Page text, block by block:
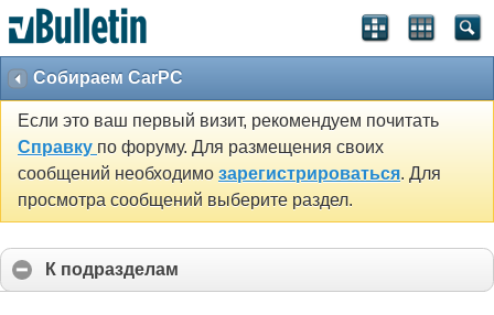
Собираем CarPC
Если это ваш первый визит, рекомендуем почитать
Справку по форуму. Для размещения своих
сообщений необходимо зарегистрироваться. Для
просмотра сообщений выберите раздел.
К подразделам